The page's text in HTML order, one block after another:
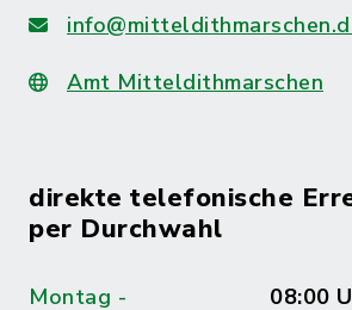
Amt Mitteldithmarschen
direkte telefonische
per Durchwahl
Montag -
08:00